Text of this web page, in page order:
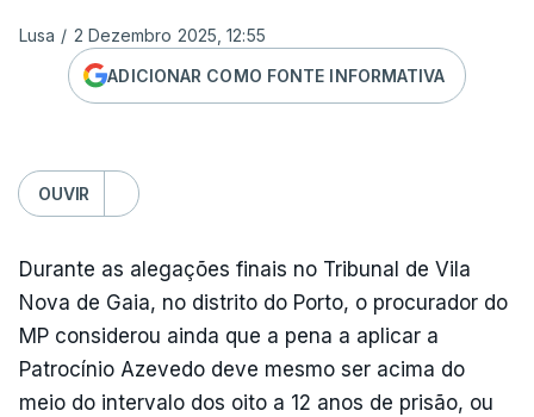
Lusa / 2 Dezembro 2025, 12:55
ADICIONAR COMO FONTE INFORMATIVA
OUVIR
Durante as alegações finais no Tribunal de Vila
Nova de Gaia, no distrito do Porto, o procurador do
MP considerou ainda que a pena a aplicar a
Patrocínio Azevedo deve mesmo ser acima do
meio do intervalo dos oito a 12 anos de prisão, ou